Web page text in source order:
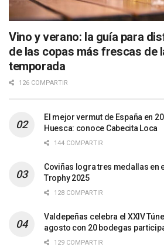
Vino y verano: la guía para
de las copas más frescas de
temporada
126 COMPARTIR
El mejor vermut de España en
Huesca: conoce Cabecita Loca
144 COMPARTIR
Coviñas logra tres medallas en
Trophy 2025
128 COMPARTIR
Valdepeñas celebra el XXIV
agosto con 20 bodegas
129 COMPARTIR